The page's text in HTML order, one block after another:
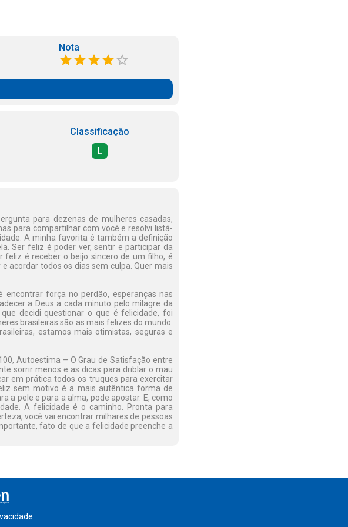
Nota
Classificação
L
para dezenas de mulheres casadas,
para compartilhar com você e resolvi listá-
A minha favorita é também a definição
Ser feliz é poder ver, sentir e participar da
é receber o beijo sincero de um filho, é
acordar todos os dias sem culpa. Quer mais
encontrar força no perdão, esperanças nas
a Deus a cada minuto pelo milagre da
decidi questionar o que é felicidade, foi
brasileiras são as mais felizes do mundo.
estamos mais otimistas, seguras e
Autoestima – O Grau de Satisfação entre
sorrir menos e as dicas para driblar o mau
em prática todos os truques para exercitar
sem motivo é a mais autêntica forma de
a pele e para a alma, pode apostar. E, como
A felicidade é o caminho. Pronta para
você vai encontrar milhares de pessoas
fato de que a felicidade preenche a